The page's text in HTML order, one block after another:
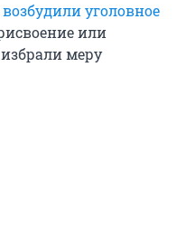
уголовное
или
меру